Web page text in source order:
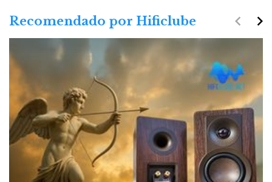
Recomendado por Hificlube navigate_next
navigate_before